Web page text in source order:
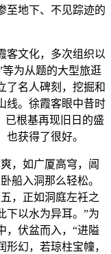
至地下、不见踪迹的
文化，多次组织以
等为从题的大型旅逛
了名人碑刻，挖掘和
线。徐霞客眼中昔时
已根基再现旧日的盛
获得了很好。
，如广厦高穹，阊
船入洞那么轻松。
，正如洞庭左衽之
下以水为异耳。”为
，伏盆而入，“进隘
幻，若琼柱宝幢，